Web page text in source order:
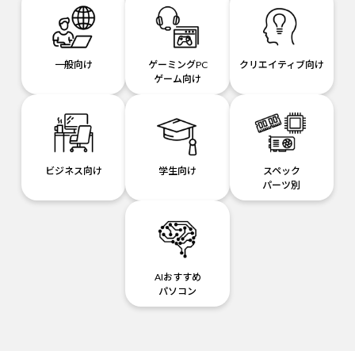
一般向け
ゲーミングPC
ゲーム向け
クリエイティブ向け
ビジネス向け 学生向け
スペック
パーツ別
AIおすすめ
パソコン